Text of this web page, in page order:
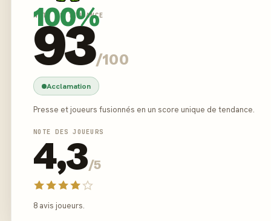
100%
NOTE DE TENDANCE
93/100
Acclamation
Presse et joueurs fusionnés en un score unique de tendance.
NOTE DES JOUEURS
4,3/5
8 avis joueurs.